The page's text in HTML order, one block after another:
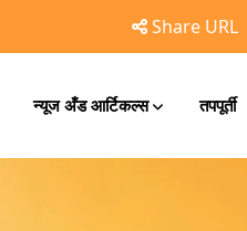
Share URL
न्यूज अँड आर्टिकल्स तपपूर्ती